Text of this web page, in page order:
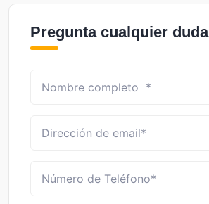
Pregunta cualquier duda